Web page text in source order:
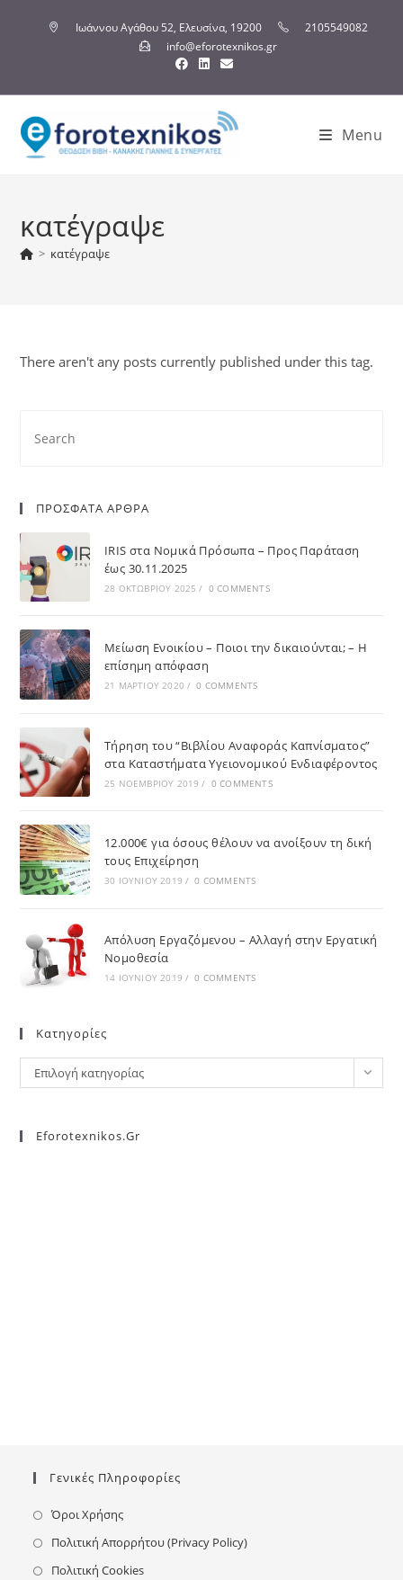
Ιωάννου Αγάθου 52, Ελευσίνα, 19200
2105549082
info@eforotexnikos.gr
Menu
κατέγραψε
> κατέγραψε
There aren't any posts currently published under this tag.
ΠΡΟΣΦΑΤΑ ΑΡΘΡΑ
IRIS στα Νομικά Πρόσωπα – Προς Παράταση
έως 30.11.2025
28 ΟΚΤΩΒΡΊΟΥ 2025 / 0 COMMENTS
Μείωση Ενοικίου – Ποιοι την δικαιούνται; – Η
επίσημη απόφαση
21 ΜΑΡΤΊΟΥ 2020 / 0 COMMENTS
Τήρηση του “Βιβλίου Αναφοράς Καπνίσματος”
στα Καταστήματα Υγειονομικού Ενδιαφέροντος
25 ΝΟΕΜΒΡΊΟΥ 2019 / 0 COMMENTS
12.000€ για όσους θέλουν να ανοίξουν τη δική
τους Επιχείρηση
30 ΙΟΥΝΊΟΥ 2019 / 0 COMMENTS
Απόλυση Εργαζόμενου – Αλλαγή στην Εργατική
Νομοθεσία
14 ΙΟΥΝΊΟΥ 2019 / 0 COMMENTS
Kατηγορίες
Επιλογή κατηγορίας
Eforotexnikos.gr
Γενικές Πληροφορίες
Όροι Χρήσης
Πολιτική Απορρήτου (Privacy Policy)
Πολιτική Cookies